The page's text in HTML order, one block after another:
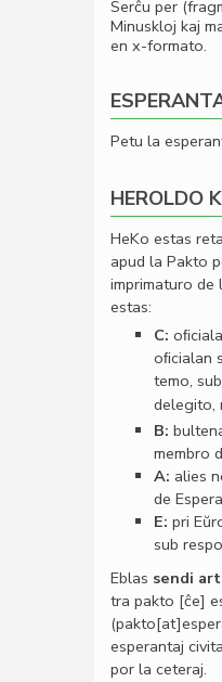
Serĉu per
Minuskloj kaj
en x-formato.
Petu la
HEROLDO
HeKo estas
apud la Pakto
imprimaturo de
estas:
C:
oﬁcialan
temo,
delegito,
B:
membro
A: alies
de
E: pri
sub
Eblas sendi
tra pakto [ĉe]
esperantaj
por la ceteraj.